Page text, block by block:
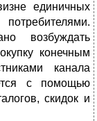
единичных
возбуждать
конечным
канала
с помощью
скидок и